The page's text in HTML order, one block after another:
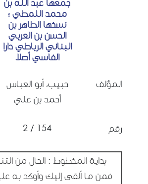
جمعها عبد الله بن
محمد اللمطي ؛
نسخها الطاهر بن
الحسن بن العربي
البناني الرباطي دارا
الفاسي أصلا
حبيب، أبو العباس
أحمد بن علي
المؤلف
154 / 2 رقم
بداية المخطوط : الحال من
فمن ما ألقى إليك وأوكد به